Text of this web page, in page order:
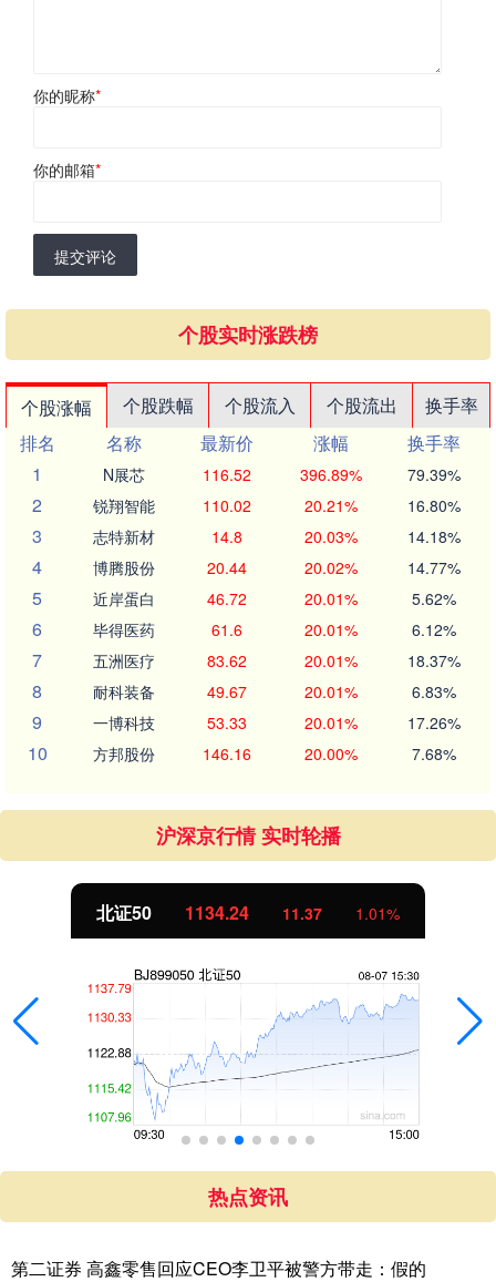
你的昵称*
你的邮箱*
提交评论
个股实时涨跌榜
个股涨幅 个股跌幅 个股流入 个股流出
换手率
排名
名称 最新价 涨幅
换手率
1
N展芯 116.52 396.89% 79.39%
2 锐翔智能 110.02 20.21% 16.80%
3 志特新材 14.8 20.03% 14.18%
4 博腾股份 20.44 20.02% 14.77%
5 近岸蛋白 46.72 20.01% 5.62%
6 毕得医药 61.6 20.01% 6.12%
7 五洲医疗 83.62 20.01% 18.37%
8 耐科装备 49.67 20.01% 6.83%
9 一博科技 53.33 20.01% 17.26%
10 方邦股份 146.16 20.00% 7.68%
沪深京行情 实时轮播
北证50 1134.24 11.37 1.01%
热点资讯
第二证券 高鑫零售回应CEO李卫平被警方带走：假的